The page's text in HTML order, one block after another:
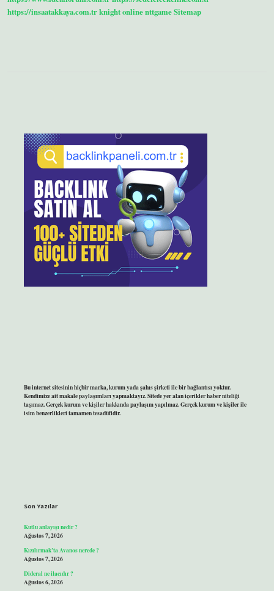
https://insaatakkaya.com.trknight onlinenttgameSitemap
Bu internet sitesinin hiçbir marka, kurum yada şahıs şirketi ile bir bağlantısı yoktur.
Kendimize ait makale paylaşımları yapmaktayız. Sitede yer alan içerikler haber niteliği
taşımaz. Gerçek kurum ve kişiler hakkında paylaşım yapılmaz. Gerçek kurum ve kişiler ile
isim benzerlikleri tamamen tesadüfidir.
Son Yazılar
Kutlu anlayışı nedir ?
Ağustos 7, 2026
Kızılırmak’ta Avanos nerede ?
Ağustos 7, 2026
Dideral ne ilacıdır ?
Ağustos 6, 2026